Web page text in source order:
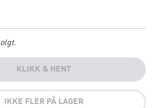
KLIKK & HENT
IKKE FLER PÅ LAGER